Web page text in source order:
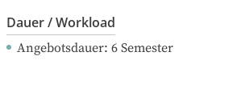
Dauer / Workload
Angebotsdauer: 6 Semester